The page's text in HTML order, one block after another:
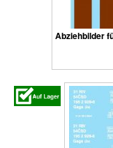
Abziehbilder